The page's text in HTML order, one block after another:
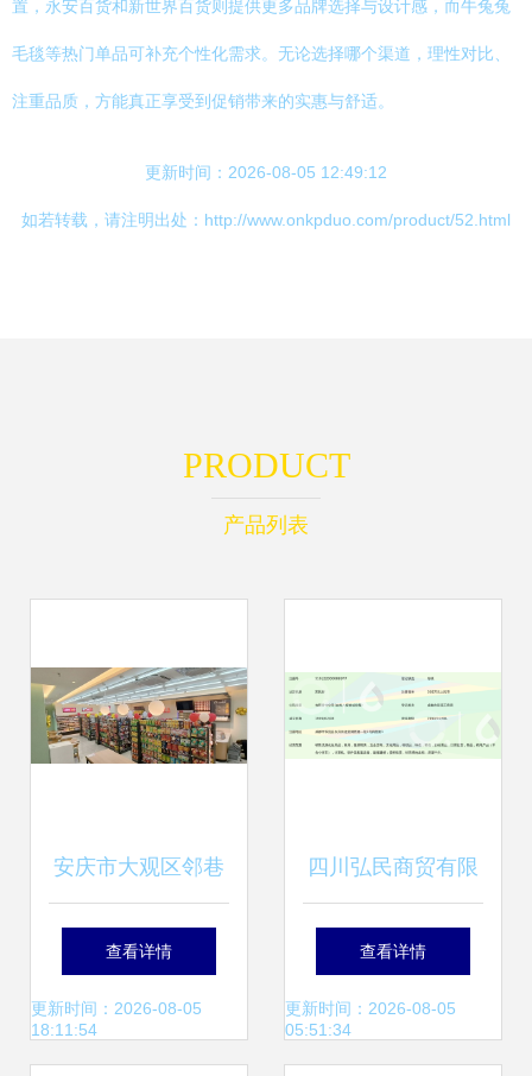
置，永安百货和新世界百货则提供更多品牌选择与设计感，而牛兔兔
毛毯等热门单品可补充个性化需求。无论选择哪个渠道，理性对比、
注重品质，方能真正享受到促销带来的实惠与舒适。
更新时间：2026-08-05 12:49:12
如若转载，请注明出处：http://www.onkpduo.com/product/52.html
PRODUCT
产品列表
安庆市大观区邻巷
日用百货 小巷深处
的生活智慧
查看详情
更新时间：2026-08-05
18:11:54
四川弘民商贸有限
责任公司 深耕日用
百货销售，赋能美
查看详情
更新时间：2026-08-05
05:51:34